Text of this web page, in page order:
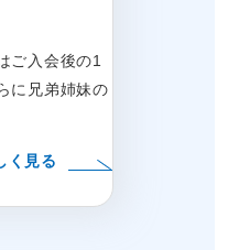
ご入会後の1
に兄弟姉妹の
く見る